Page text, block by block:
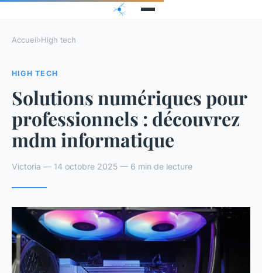
Accueil›High tech
HIGH TECH
Solutions numériques pour
professionnels : découvrez
mdm informatique
Victoria — 14 octobre 2025 — 6 min de lecture